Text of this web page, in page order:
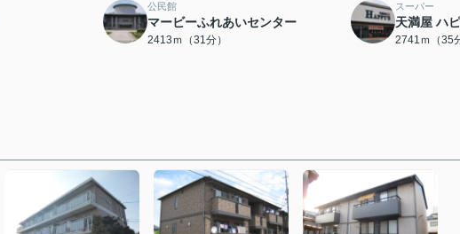
公民館
マービーふれあいセンター
2413ｍ（31分）
スーパー
天満屋 ハ
2741ｍ（35